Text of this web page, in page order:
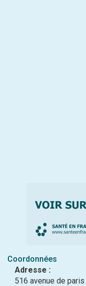
Coordonnées
Adresse :
516 avenue de paris